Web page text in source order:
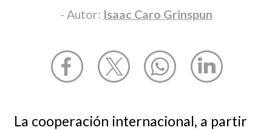
- Autor: Isaac Caro Grinspun
La cooperación internacional, a partir